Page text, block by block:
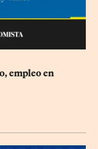
empleo en